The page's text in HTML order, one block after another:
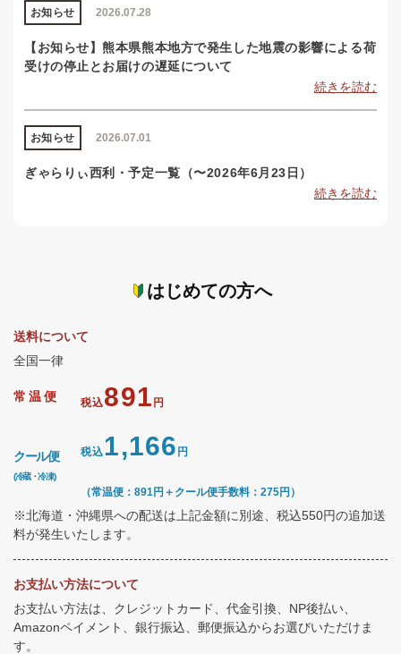
2026.07.28
お知らせ
【お知らせ】熊本県熊本地方で発生した地震の影響による荷
受けの停止とお届けの遅延について
続きを読む
2026.07.01
お知らせ
ぎゃらりぃ西利・予定一覧（〜2026年6月23日）
続きを読む
はじめての方へ
送料について
全国一律
常温便 税込891 円
クール便
(冷蔵・冷凍)
税込1,166 円
（常温便：891円＋クール便手数料：275円）
※北海道・沖縄県への配送は上記金額に別途、税込550円の追加送
料が発生いたします。
お支払い方法について
お支払い方法は、クレジットカード、代金引換、NP後払い、
Amazonペイメント、銀行振込、郵便振込からお選びいただけま
す。